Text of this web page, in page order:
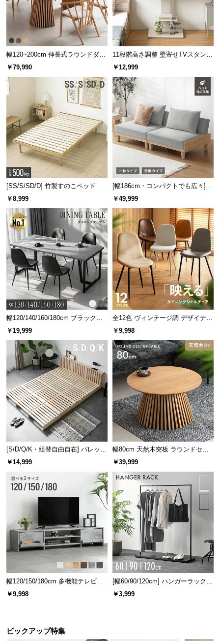
幅120~200cm 伸長式ラウンドダイ
ニングテーブル 6人掛け 天然木突
板 美しい格子デザイン
￥79,990
11段階高さ調整 壁寄せTVスタンド
キャスター付き 上下左右角度調節
￥12,999
[SS/S/SD/D] 竹製すのこベッド
￥8,999
[幅186cm・コンパクトでも広々] 3
人掛けソファベッド リクライニン
￥49,999
幅120/140/160/180cm ブラックフ
レーム ダイニング 大理石調 4人掛
￥19,999
全12色 ヴィンテージ調 デザイナー
ズシェルチェア
￥9,998
[S/D/Q/K・組替自由自在] パレット
ベッド 8/12/16枚セット
￥14,999
幅80cm 天然木突板 ラウンドセン
ターテーブル 美しい格子デザイン
￥39,999
幅120/150/180cm 多機能テレビボ
ード 木目/石目調 オープン収納・
引き出し収納付き
￥9,998
[幅60/90/120cm] ハンガーラック
スチール 4段階高さ調節 サイドフ
ック オープンラック シンプル
￥3,999
ピックアップ特集